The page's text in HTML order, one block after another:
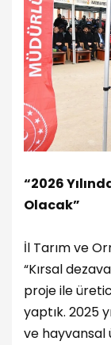
“2026
Olacak”
İl Tarım ve
“Kırsal
proje ile
yaptık. 2025
ve hayvansal